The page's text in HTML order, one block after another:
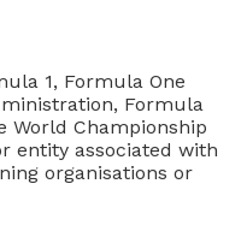
1, Formula One
Formula
World Championship
entity associated with
organisations or